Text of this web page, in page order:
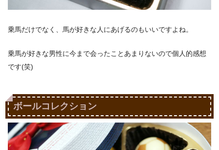
乗馬だけでなく、馬が好きな人にあげるのもいいですよね。
乗馬が好きな男性に今まで会ったことあまりないので個人的感想
です(笑)
ボールコレクション